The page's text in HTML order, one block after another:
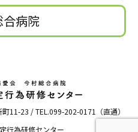
病院
11-23 / TEL.099-202-0171（直通）
行為研修センター